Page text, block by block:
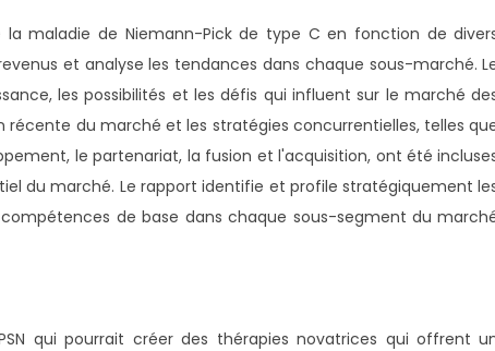
maladie de Niemann-Pick de type C en fonction de
et analyse les tendances dans chaque sous-marché.
les possibilités et les défis qui influent sur le marché
récente du marché et les stratégies concurrentielles, telles
le partenariat, la fusion et l'acquisition, ont été
du marché. Le rapport identifie et profile stratégiquement
de base dans chaque sous-segment du
qui pourrait créer des thérapies novatrices qui offrent